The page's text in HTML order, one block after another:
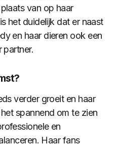
van op haar
het duidelijk dat er naast
en haar dieren ook een
partner.
verder groeit en haar
spannend om te zien
en
Haar fans